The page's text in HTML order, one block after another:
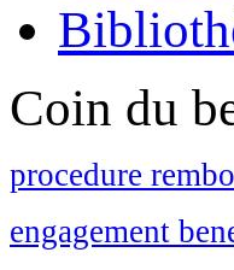
Coin du
procedure
engagement